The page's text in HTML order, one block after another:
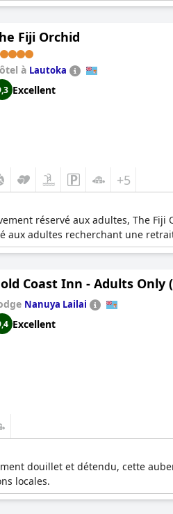
Fiji Orchid
à Lautoka
Excellent
+5
réservé aux adultes, The
aux adultes recherchant une
Coast Inn - Adults Only
Nanuya Lailai
Excellent
douillet et détendu, cette
locales.